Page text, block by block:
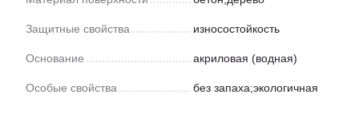
Защитные свойства износостойкость
Основание акриловая (водная)
Особые свойства без запаха;экологичная